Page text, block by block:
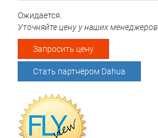
Ожидается.
Уточняйте цену у наших менеджеров
Запросить цену
Стать партнёром Dahua